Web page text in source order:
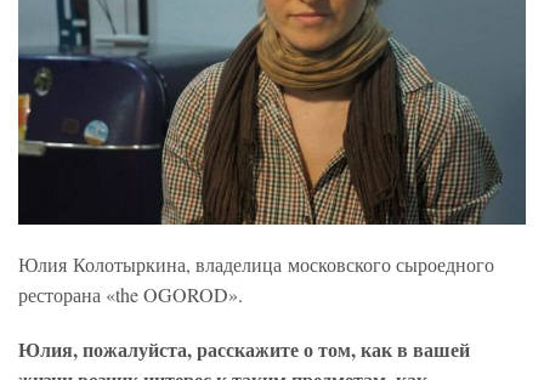
Юлия Колотыркина, владелица московского сыроедного
ресторана «the OGOROD».
Юлия, пожалуйста, расскажите о том, как в вашей